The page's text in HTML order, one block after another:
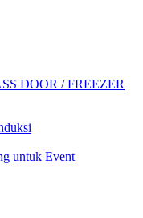
DOOR / FREEZER
untuk Event